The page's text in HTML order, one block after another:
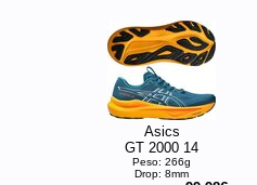
Asics
GT 2000 14
Peso: 266g
Drop: 8mm